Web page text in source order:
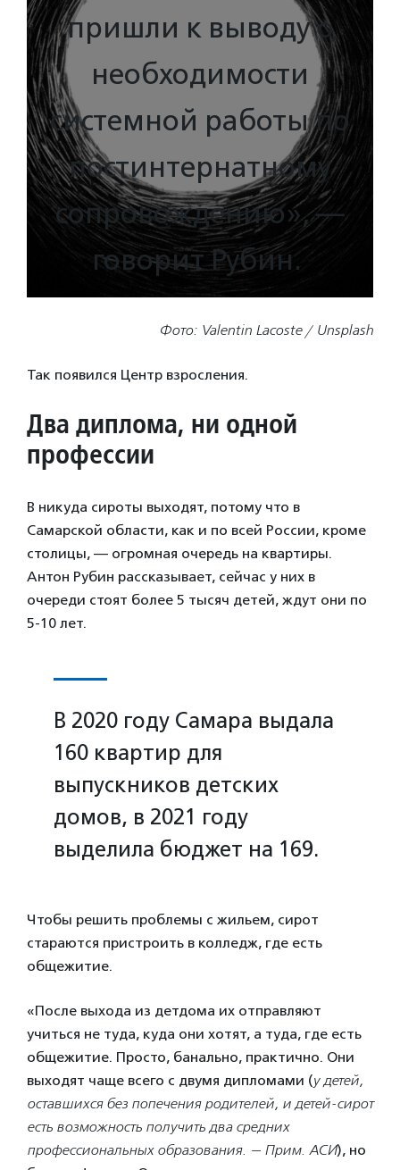
пришли к выводу о
необходимости
системной работы по
постинтернатному
сопровождению», —
говорит Рубин.
Фото: Valentin Lacoste / Unsplash
Так появился Центр взросления.
Два диплома, ни одной
профессии
В никуда сироты выходят, потому что в
Самарской области, как и по всей России, кроме
столицы, — огромная очередь на квартиры.
Антон Рубин рассказывает, сейчас у них в
очереди стоят более 5 тысяч детей, ждут они по
5-10 лет.
В 2020 году Самара выдала
160 квартир для
выпускников детских
домов, в 2021 году
выделила бюджет на 169.
Чтобы решить проблемы с жильем, сирот
стараются пристроить в колледж, где есть
общежитие.
«После выхода из детдома их отправляют
учиться не туда, куда они хотят, а туда, где есть
общежитие. Просто, банально, практично. Они
выходят чаще всего с двумя дипломами (у детей,
оставшихся без попечения родителей, и детей-сирот
есть возможность получить два средних
профессиональных образования. — Прим. АСИ), но